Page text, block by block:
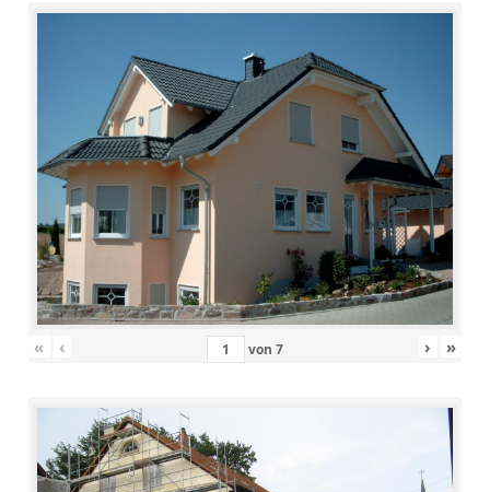
« ‹ von 7 › »